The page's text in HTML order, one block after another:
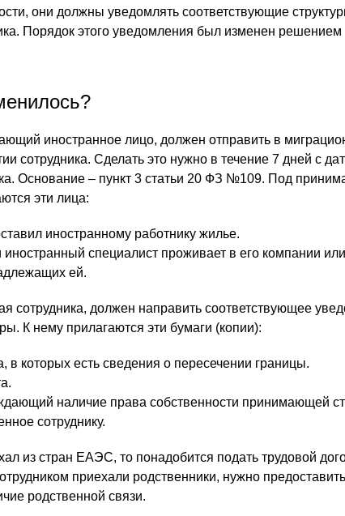
они должны уведомлять соответствующие
Порядок этого уведомления был изменен решением
иностранное лицо, должен отправить в
сотрудника. Сделать это нужно в течение 7 дней с
Основание – пункт 3 статьи 20 ФЗ №109. Под
эти лица:
иностранному работнику жилье.
иностранный специалист проживает в его компании
ей.
сотрудника, должен направить соответствующее
К нему прилагаются эти бумаги (копии):
в которых есть сведения о пересечении границы.
наличие права собственности принимающей
сотруднику.
из стран ЕАЭС, то понадобится подать трудовой
приехали родственники, нужно
родственной связи.